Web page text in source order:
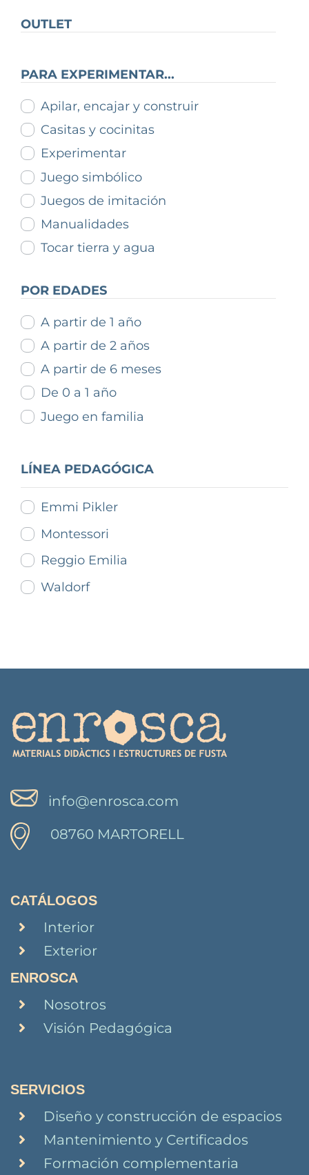
OUTLET
PARA EXPERIMENTAR...
Apilar, encajar y construir
Casitas y cocinitas
Experimentar
Juego simbólico
Juegos de imitación
Manualidades
Tocar tierra y agua
POR EDADES
A partir de 1 año
A partir de 2 años
A partir de 6 meses
De 0 a 1 año
Juego en familia
LÍNEA PEDAGÓGICA
Emmi Pikler
Montessori
Reggio Emilia
Waldorf
info@enrosca.com
08760 MARTORELL
CATÁLOGOS
Interior
Exterior
ENROSCA
Nosotros
Visión Pedagógica
SERVICIOS
Diseño y construcción de espacios
Mantenimiento y Certificados
Formación complementaria